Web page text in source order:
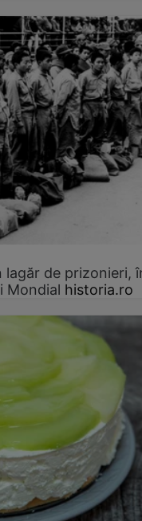
lagăr de prizonieri,
Mondial historia.ro